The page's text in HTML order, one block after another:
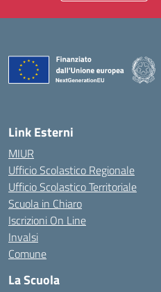
Link Esterni
MIUR
Ufficio Scolastico Regionale
Ufficio Scolastico Territoriale
Scuola in Chiaro
Iscrizioni On Line
Invalsi
Comune
La Scuola